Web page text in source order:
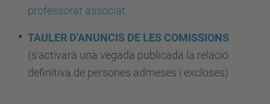
professorat associat
TAULER D'ANUNCIS DE LES COMISSIONS
(s'activarà una vegada publicada la relació
definitiva de persones admeses i excloses)